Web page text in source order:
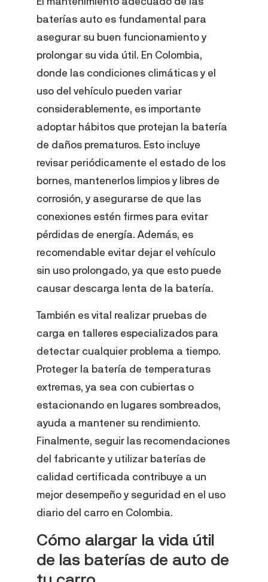
baterías auto es fundamental para
asegurar su buen funcionamiento y
prolongar su vida útil. En Colombia,
donde las condiciones climáticas y el
uso del vehículo pueden variar
considerablemente, es importante
adoptar hábitos que protejan la batería
de daños prematuros. Esto incluye
revisar periódicamente el estado de los
bornes, mantenerlos limpios y libres de
corrosión, y asegurarse de que las
conexiones estén firmes para evitar
pérdidas de energía. Además, es
recomendable evitar dejar el vehículo
sin uso prolongado, ya que esto puede
causar descarga lenta de la batería.
También es vital realizar pruebas de
carga en talleres especializados para
detectar cualquier problema a tiempo.
Proteger la batería de temperaturas
extremas, ya sea con cubiertas o
estacionando en lugares sombreados,
ayuda a mantener su rendimiento.
Finalmente, seguir las recomendaciones
del fabricante y utilizar baterías de
calidad certificada contribuye a un
mejor desempeño y seguridad en el uso
diario del carro en Colombia.
Cómo alargar la vida útil
de las baterías de auto de